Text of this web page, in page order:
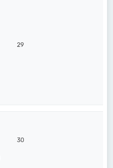
29
30